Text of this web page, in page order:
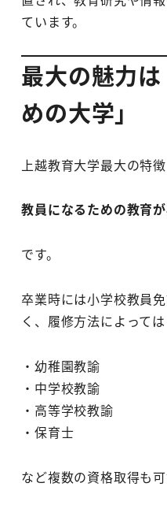
ています。
最大の魅力
めの大学」
上越教育大学最大の特徴
教員になるための教育
です。
卒業時には小学校教員
く、履修方法によっては
・幼稚園教諭
・中学校教諭
・高等学校教諭
・保育士
など複数の資格取得も可